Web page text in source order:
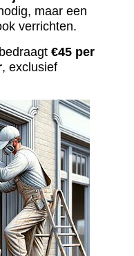
maar een
verrichten.
€45 per
, exclusief